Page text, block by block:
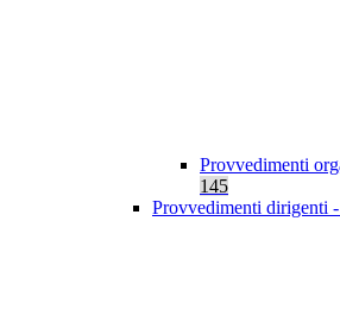
Provvedimenti
145
Provvedimenti dirigenti